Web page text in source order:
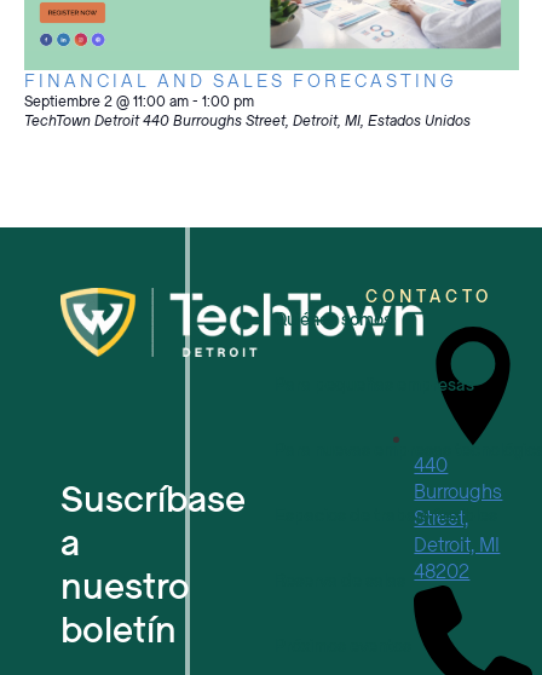
FINANCIAL AND SALES FORECASTING
Septiembre 2 @ 11:00 am- 1:00 pm
TechTown Detroit 440 Burroughs Street, Detroit, MI, Estados Unidos
Suscríbase
a
nuestro
boletín
Quiénes somos
Para pequeñas empresas
Para nuevas empresas
Espacios de trabajo flexibles
CONTACTO
440
Burroughs
Street,
Detroit, MI
48202